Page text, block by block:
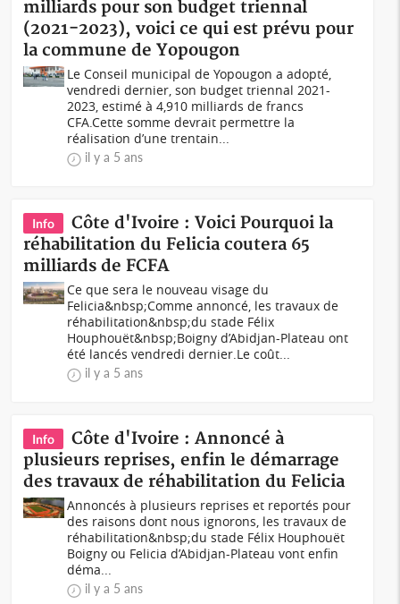
milliards pour son budget triennal
(2021-2023), voici ce qui est prévu pour
la commune de Yopougon
Le Conseil municipal de Yopougon a adopté,
vendredi dernier, son budget triennal 2021-
2023, estimé à 4,910 milliards de francs
CFA.Cette somme devrait permettre la
réalisation d’une trentain...
il y a 5 ans
Info
Côte d'Ivoire : Voici Pourquoi la
réhabilitation du Felicia coutera 65
milliards de FCFA
Ce que sera le nouveau visage du
Felicia&nbsp;Comme annoncé, les travaux de
réhabilitation&nbsp;du stade Félix
Houphouët&nbsp;Boigny d’Abidjan-Plateau ont
été lancés vendredi dernier.Le coût...
il y a 5 ans
Info
Côte d'Ivoire : Annoncé à
plusieurs reprises, enfin le démarrage
des travaux de réhabilitation du Felicia
Annoncés à plusieurs reprises et reportés pour
des raisons dont nous ignorons, les travaux de
réhabilitation&nbsp;du stade Félix Houphouët
Boigny ou Felicia d’Abidjan-Plateau vont enfin
déma...
il y a 5 ans